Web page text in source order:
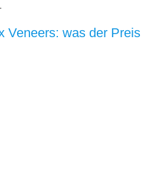
Veneers: was der Preis